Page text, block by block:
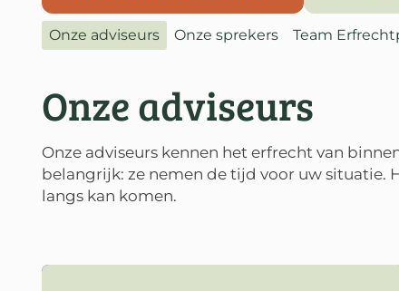
Onze adviseurs Onze sprekers Team
Onze adviseurs
Onze adviseurs kennen het erfrecht van
belangrijk: ze nemen de tijd voor uw situatie.
langs kan komen.